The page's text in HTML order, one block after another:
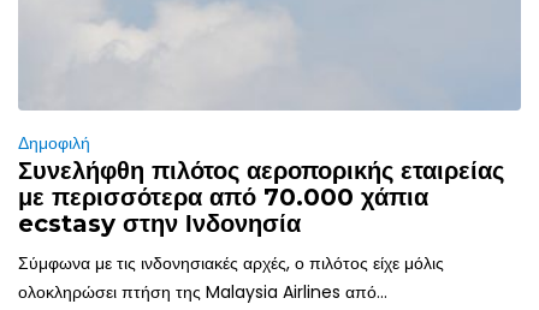
Δημοφιλή
Συνελήφθη πιλότος αεροπορικής εταιρείας
με περισσότερα από 70.000 χάπια
ecstasy στην Ινδονησία
Σύμφωνα με τις ινδονησιακές αρχές, ο πιλότος είχε μόλις
ολοκληρώσει πτήση της Malaysia Airlines από...